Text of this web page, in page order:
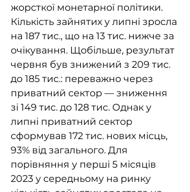
жорсткої монетарної політики.
Кількість зайнятих у липні зросла
на 187 тис., що на 13 тис. нижче за
очікування. Щобільше, результат
червня був знижений з 209 тис.
до 185 тис.: переважно через
приватний сектор — зниження
зі 149 тис. до 128 тис. Однак у
липні приватний сектор
сформував 172 тис. нових місць,
93% від загального. Для
порівняння у перші 5 місяців
2023 у середньому на ринку